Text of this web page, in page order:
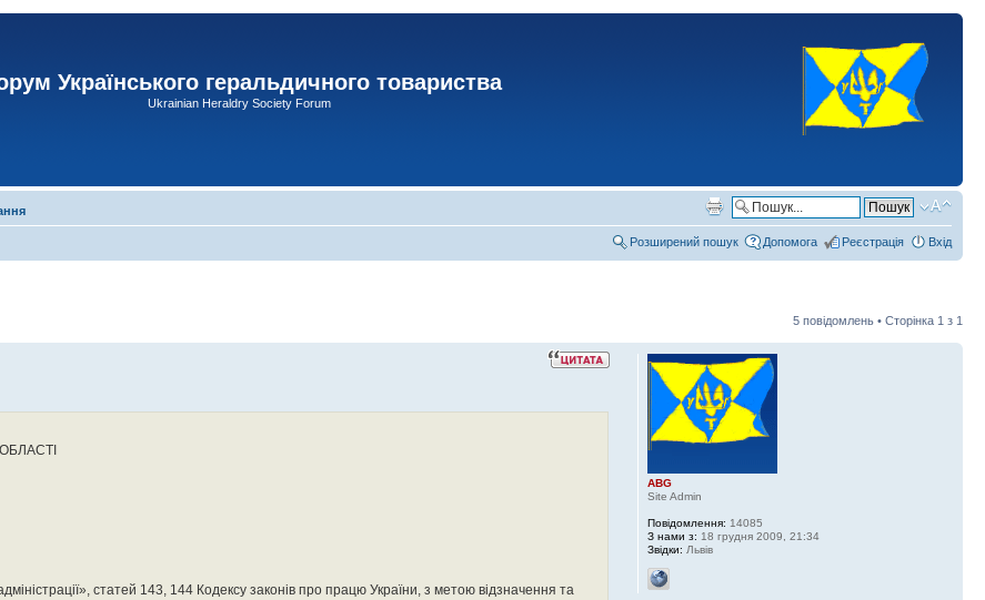
Українського геральдичного товариства
Ukrainian Heraldry Society Forum
Розширений пошук Допомога Реєстрація Вхід
5 повідомлень • Сторінка 1 з 1
статей 143, 144 Кодексу законів про працю України, з метою відзначення та
ABG
Site Admin
Повідомлення: 14085
З нами з: 18 грудня 2009, 21:34
Звідки: Львів